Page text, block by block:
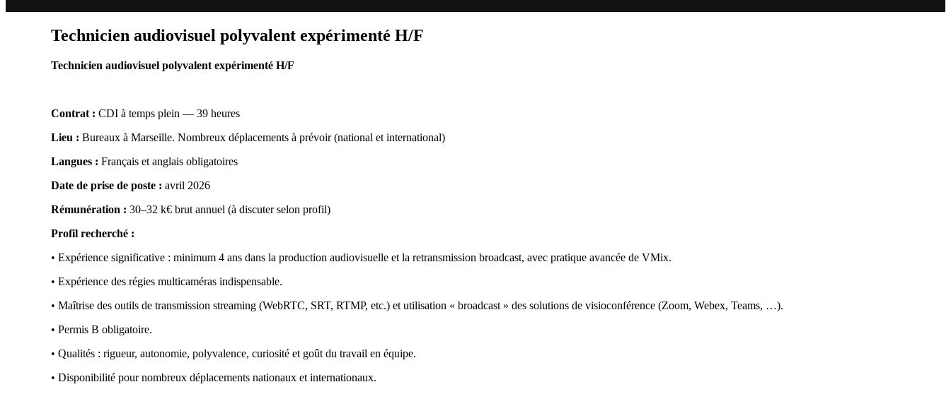
Technicien audiovisuel polyvalent expérimenté H/F
Technicien audiovisuel polyvalent expérimenté H/F
Contrat : CDI à temps plein — 39 heures
Lieu : Bureaux à Marseille. Nombreux déplacements à prévoir (national et international)
Langues : Français et anglais obligatoires
Date de prise de poste : avril 2026
Rémunération : 30–32 k€ brut annuel (à discuter selon profil)
Profil recherché :
• Expérience significative : minimum 4 ans dans la production audiovisuelle et la retransmission broadcast, avec pratique avancée de VMix.
• Expérience des régies multicaméras indispensable.
• Maîtrise des outils de transmission streaming (WebRTC, SRT, RTMP, etc.) et utilisation « broadcast » des solutions de visioconférence (Zoom, Webex, Teams, …).
• Permis B obligatoire.
• Qualités : rigueur, autonomie, polyvalence, curiosité et goût du travail en équipe.
• Disponibilité pour nombreux déplacements nationaux et internationaux.